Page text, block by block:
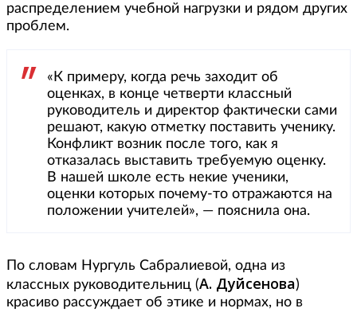
распределением учебной нагрузки и рядом других
проблем.
«К примеру, когда речь заходит об
оценках, в конце четверти классный
руководитель и директор фактически сами
решают, какую отметку поставить ученику.
Конфликт возник после того, как я
отказалась выставить требуемую оценку.
В нашей школе есть некие ученики,
оценки которых почему-то отражаются на
положении учителей», — пояснила она.
По словам Нургуль Сабралиевой, одна из
классных руководительниц (А. Дуйсенова)
красиво рассуждает об этике и нормах, но в